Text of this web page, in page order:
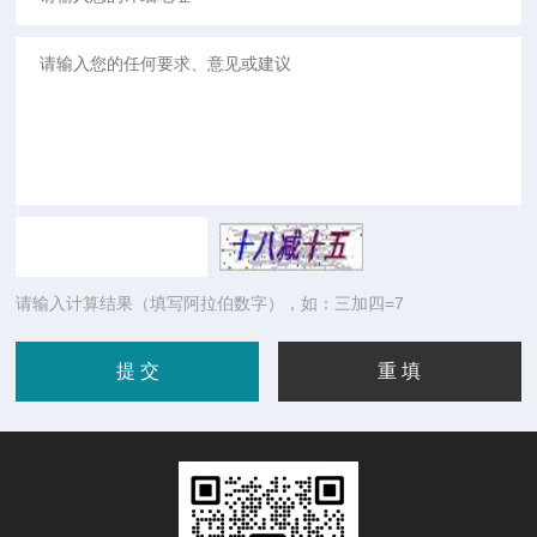
请输入计算结果（填写阿拉伯数字），如：三加四=7